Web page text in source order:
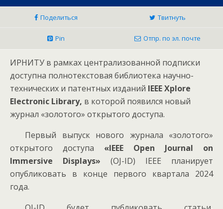
Поделиться Твитнуть
Pin Отпр. по эл. почте
ИРНИТУ в рамках централизованной подписки
доступна полнотекстовая библиотека научно-
технических и патентных изданий IEEE Xplore
Electronic Library, в которой появился новый
журнал «золотого» открытого доступа.
Первый выпуск нового журнала «золотого»
открытого доступа «IEEE Open Journal on
Immersive Displays» (OJ-ID) IEEE планирует
опубликовать в конце первого квартала 2024
года.